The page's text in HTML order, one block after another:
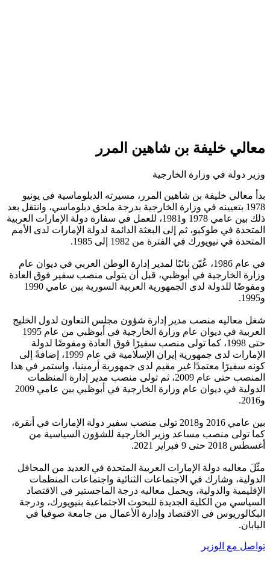
معالي خليفة بن شاهين المرر
وزير دولة في وزارة الخارجية
بدأ معالي خليفة بن شاهين المرر، مسيرته الدبلوماسية في يونيو
1978 بتعيينه في وزارة الخارجية بدرجة ملحق دبلوماسي، وانتقل بعد
ذلك بين عامي 1978 و1981، للعمل في سفارة دولة الإمارات العربية
المتحدة في طوكيو، ثم إلى البعثة الدائمة لدولة الإمارات لدى الأمم
المتحدة في نيويورك في الفترة من 1982 إلى 1985.
في عام 1986، عُيّن نائبًا لمدير إدارة الوطن العربي في ديوان عام
وزارة الخارجية في أبوظبي، قبل أن يتولى منصب سفير فوق العادة
ومفوضًا للدولة لدى الجمهورية العربية السورية بين عامي 1990
و1995.
شغل معاليه منصب مدير إدارة شؤون مجلس التعاون لدول الخليج
العربية في ديوان عام وزارة الخارجية في أبوظبي من عام 1995
حتى 1998، كما تولى منصب سفيرًا فوق العادة ومفوضًا لدولة
الإمارات لدى جمهورية إيران الإسلامية في عام 1999، إضافةً إلى
كونه سفيرًا معتمدًا غير مقيم لدى جمهورية أرمينيا، واستمر في هذا
المنصب حتى عام 2009، ثم تولى منصب مدير إدارة المنظمات
الدولية في ديوان عام وزارة الخارجية في أبوظبي بين عامي 2009
و2016.
بين عامي 2016 و2018 تولى منصب سفير دولة الإمارات في أنقرة،
كما تولى منصب مساعد وزير الخارجية للشؤون السياسية من
أغسطس 2018 حتى 9 فبراير 2021.
مثّلَ معاليه دولة الإمارات العربية المتحدة في العديد من المحافل
الدولية، وشارك في الاجتماعات الثنائية واجتماعات المنظمات
الإقليمية والدولية، ويحمل معاليه درجة الماجستير في الاقتصاد
السياسي من الكلية الجديدة للبحوث الاجتماعية بنيويورك، ودرجة
البكالوريوس في الاقتصاد وإدارة الأعمال من جامعة صوفيا في
اليابان.
تواصل مع الوزير